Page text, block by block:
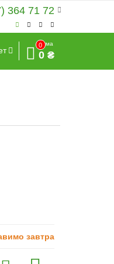
364 71 72
0
Сума
0 ₴
завтра